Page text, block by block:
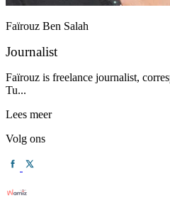
Faïrouz Ben Salah
Journalist
Faïrouz is freelance journalist,
Tu...
Lees meer
Volg ons